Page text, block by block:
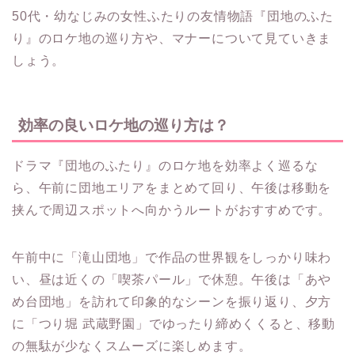
50代・幼なじみの女性ふたりの友情物語『団地のふた
り』のロケ地の巡り方や、マナーについて見ていきま
しょう。
効率の良いロケ地の巡り方は？
ドラマ『団地のふたり』のロケ地を効率よく巡るな
ら、午前に団地エリアをまとめて回り、午後は移動を
挟んで周辺スポットへ向かうルートがおすすめです。
午前中に「滝山団地」で作品の世界観をしっかり味わ
い、昼は近くの「喫茶パール」で休憩。午後は「あや
め台団地」を訪れて印象的なシーンを振り返り、夕方
に「つり堀 武蔵野園」でゆったり締めくくると、移動
の無駄が少なくスムーズに楽しめます。